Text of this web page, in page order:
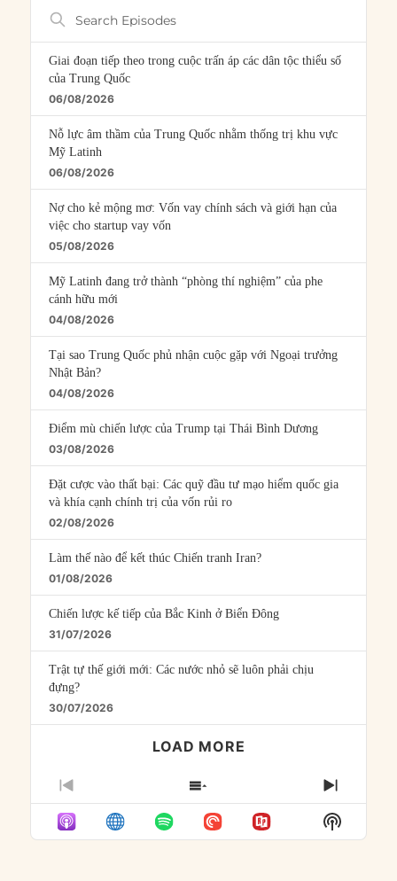
Search
Episodes
Giai đoạn tiếp theo trong cuộc trấn áp các dân tộc thiểu số
của Trung Quốc
06/08/2026
Nỗ lực âm thầm của Trung Quốc nhằm thống trị khu vực
Mỹ Latinh
06/08/2026
Nợ cho kẻ mộng mơ: Vốn vay chính sách và giới hạn của
việc cho startup vay vốn
05/08/2026
Mỹ Latinh đang trở thành “phòng thí nghiệm” của phe
cánh hữu mới
04/08/2026
Tại sao Trung Quốc phủ nhận cuộc gặp với Ngoại trưởng
Nhật Bản?
04/08/2026
Điểm mù chiến lược của Trump tại Thái Bình Dương
03/08/2026
Đặt cược vào thất bại: Các quỹ đầu tư mạo hiểm quốc gia
và khía cạnh chính trị của vốn rủi ro
02/08/2026
Làm thế nào để kết thúc Chiến tranh Iran?
01/08/2026
Chiến lược kế tiếp của Bắc Kinh ở Biển Đông
31/07/2026
Trật tự thế giới mới: Các nước nhỏ sẽ luôn phải chịu
đựng?
30/07/2026
LOAD MORE
PREVIOUS
EPISODE
SHOW
EPISODES
LIST
NEXT
Show
Podcast